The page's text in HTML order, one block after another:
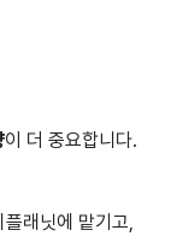
이 더 중요합니다.
래닛에 맡기고,